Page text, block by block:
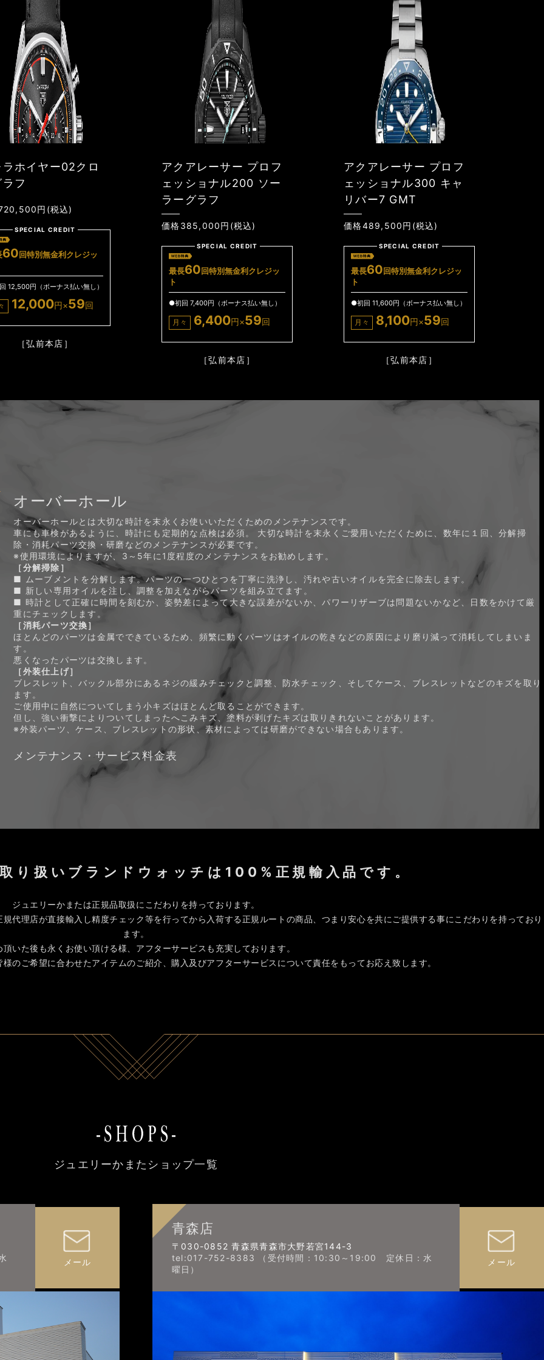
ラホイヤー02クロ
フ
円(税込)
SPECIAL CREDIT
60回特別無金利クレジッ
12,500円（ボーナス払い無し）
12,000円×59回
［弘前本店］
アクアレーサー プロフ
ェッショナル200 ソー
ラーグラフ
価格385,000円(税込)
SPECIAL CREDIT
最長60回特別無金利クレジッ
ト
●初回 7,400円（ボーナス払い無し）
月々 6,400円×59回
［弘前本店］
アクアレーサー プロフ
ェッショナル300 キャ
リバー7 GMT
価格489,500円(税込)
SPECIAL CREDIT
最長60回特別無金利クレジッ
ト
●初回 11,600円（ボーナス払い無し）
月々 8,100円×59回
［弘前本店］
オーバーホール
オーバーホールとは大切な時計を末永くお使いいただくためのメンテナンスです。
車にも車検があるように、時計にも定期的な点検は必須。 大切な時計を末永くご愛用いただくために、数年に１回、分解掃
除・消耗パーツ交換・研磨などのメンテナンスが必要です。
※使用環境によりますが、3～5年に1度程度のメンテナンスをお勧めします。
［分解掃除］
■ ムーブメントを分解します。パーツの一つひとつを丁寧に洗浄し、汚れや古いオイルを完全に除去します。
■ 新しい専用オイルを注し、調整を加えながらパーツを組み立てます。
■ 時計として正確に時間を刻むか、姿勢差によって大きな誤差がないか、パワーリザーブは問題ないかなど、日数をかけて厳
重にチェックします。
［消耗パーツ交換］
ほとんどのパーツは金属でできているため、頻繁に動くパーツはオイルの乾きなどの原因により磨り減って消耗してしまいま
す。
悪くなったパーツは交換します。
［外装仕上げ］
ブレスレット、バックル部分にあるネジの緩みチェックと調整、防水チェック、そしてケース、ブレスレットなどのキズを取り
ます。
ご使用中に自然についてしまう小キズはほとんど取ることができます。
但し、強い衝撃によりついてしまったへこみキズ、塗料が剥げたキズは取りきれないことがあります。
※外装パーツ、ケース、ブレスレットの形状、素材によっては研磨ができない場合もあります。
メンテナンス・サービス料金表
り扱いブランドウォッチは100%正規輸入品です。
ジュエリーかまたは正規品取扱にこだわりを持っております。
代理店が直接輸入し精度チェック等を行ってから入荷する正規ルートの商品、つまり安心を共にご提供する事にこだわりを持っており
ます。
頂いた後も永くお使い頂ける様、アフターサービスも充実しております。
のご希望に合わせたアイテムのご紹介、購入及びアフターサービスについて責任をもってお応え致します。
ジュエリーかまたショップ一覧
メール
青森店
〒030-0852 青森県青森市大野若宮144-3
tel:017-752-8383 （受付時間：10:30～19:00 定休日：水
曜日）
メール